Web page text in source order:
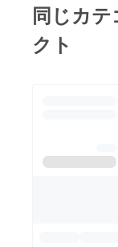
供に携
ては
ルー
ん」
同じカ
クト